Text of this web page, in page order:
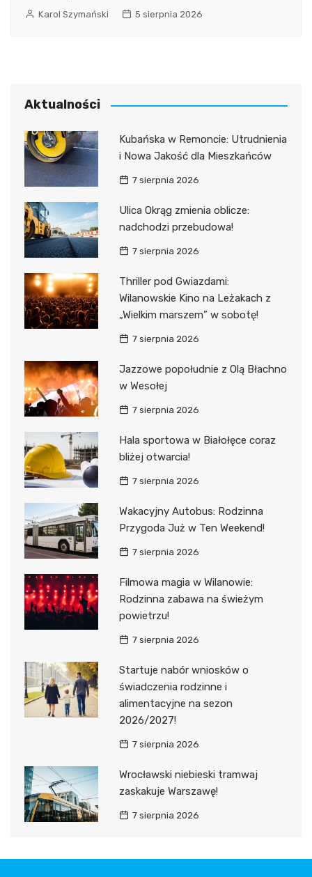
Karol Szymański 5 sierpnia 2026
Aktualności
Kubańska w Remoncie: Utrudnienia
i Nowa Jakość dla Mieszkańców
7 sierpnia 2026
Ulica Okrąg zmienia oblicze:
nadchodzi przebudowa!
7 sierpnia 2026
Thriller pod Gwiazdami:
Wilanowskie Kino na Leżakach z
„Wielkim marszem” w sobotę!
7 sierpnia 2026
Jazzowe popołudnie z Olą Błachno
w Wesołej
7 sierpnia 2026
Hala sportowa w Białołęce coraz
bliżej otwarcia!
7 sierpnia 2026
Wakacyjny Autobus: Rodzinna
Przygoda Już w Ten Weekend!
7 sierpnia 2026
Filmowa magia w Wilanowie:
Rodzinna zabawa na świeżym
powietrzu!
7 sierpnia 2026
Startuje nabór wniosków o
świadczenia rodzinne i
alimentacyjne na sezon
2026/2027!
7 sierpnia 2026
Wrocławski niebieski tramwaj
zaskakuje Warszawę!
7 sierpnia 2026